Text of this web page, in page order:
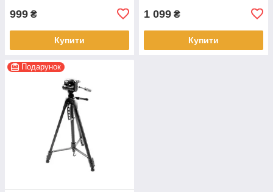
999 ₴
Купити
1 099 ₴
Купити
Подарунок